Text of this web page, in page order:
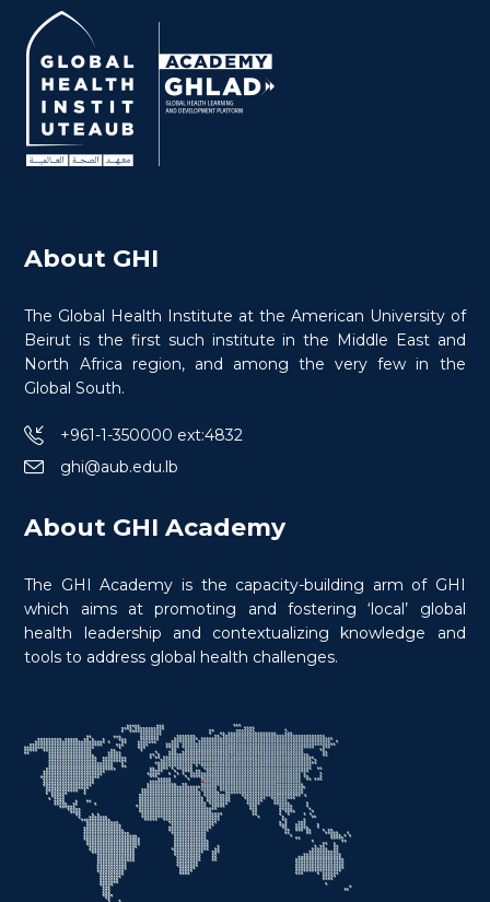
About GHI
The Global Health Institute at the American University of
Beirut is the first such institute in the Middle East and
North Africa region, and among the very few in the
Global South.
+961-1-350000 ext:4832
ghi@aub.edu.lb
About GHI Academy
The GHI Academy is the capacity-building arm of GHI
which aims at promoting and fostering ‘local’ global
health leadership and contextualizing knowledge and
tools to address global health challenges.